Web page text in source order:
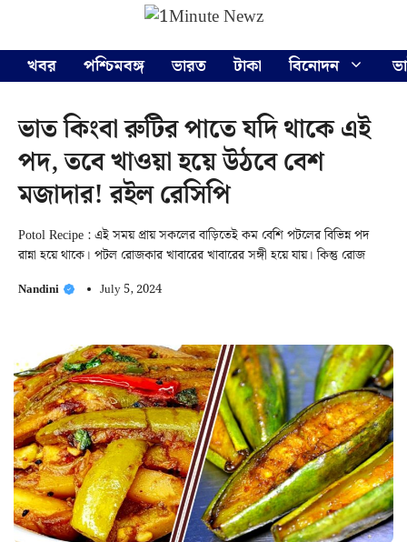
content
খবর
পশ্চিমবঙ্গ ভারত টাকা বিনোদন
ভাত কিংবা রুটির পাতে যদি থাকে এই
পদ, তবে খাওয়া হয়ে উঠবে বেশ
মজাদার! রইল রেসিপি
Potol Recipe : এই সময় প্রায় সকলের বাড়িতেই কম বেশি পটলের বিভিন্ন পদ
রান্না হয়ে থাকে। পটল রোজকার খাবারের খাবারের সঙ্গী হয়ে যায়। কিন্তু রোজ
Nandini July 5, 2024